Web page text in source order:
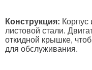
Конструкция: Корпус
листовой стали.
откидной крышке,
для обслуживания.